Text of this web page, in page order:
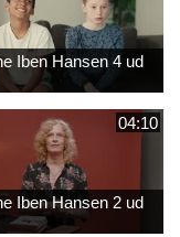
Iben Hansen 4 ud
04:10
Iben Hansen 2 ud